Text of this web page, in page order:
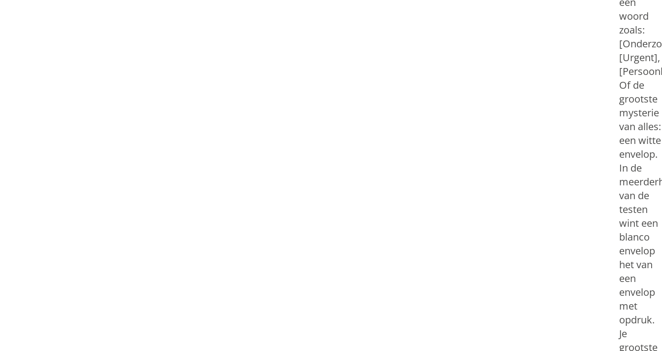
woord
zoals:
[Urgent],
Of de
grootste
mysterie
van alles:
een witte
envelop.
In de
van de
testen
wint een
blanco
envelop
het van
een
envelop
met
opdruk.
Je
grootste